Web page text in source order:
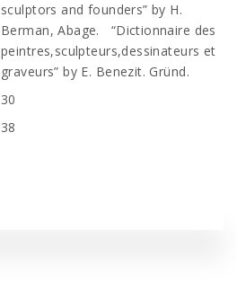
sculptors and founders” by H.
Berman, Abage. “Dictionnaire des
peintres,sculpteurs,dessinateurs et
graveurs” by E. Benezit. Gründ.
30
38